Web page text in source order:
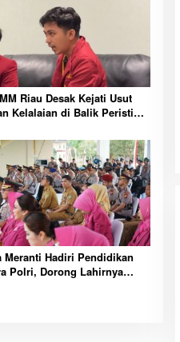
Riau Desak Kejati Usut
Kelalaian di Balik Peristiwa
Meranti Hadiri Pendidikan
Polri, Dorong Lahirnya